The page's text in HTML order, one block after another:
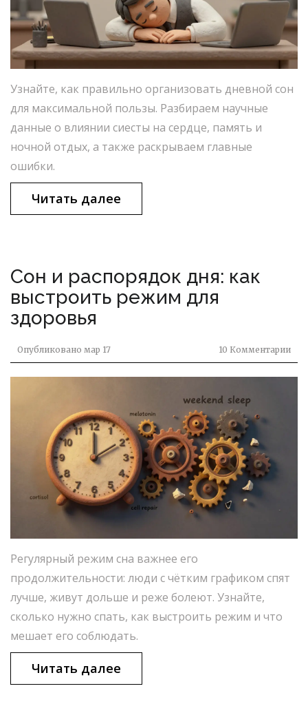
Узнайте, как правильно организовать дневной сон
для максимальной пользы. Разбираем научные
данные о влиянии сиесты на сердце, память и
ночной отдых, а также раскрываем главные
ошибки.
Читать далее
Сон и распорядок дня: как
выстроить режим для
здоровья
Опубликовано мар 17 10 Комментарии
Регулярный режим сна важнее его
продолжительности: люди с чётким графиком спят
лучше, живут дольше и реже болеют. Узнайте,
сколько нужно спать, как выстроить режим и что
мешает его соблюдать.
Читать далее